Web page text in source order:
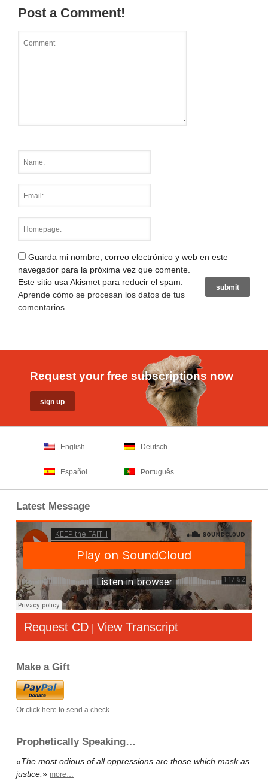
Post a Comment!
Guarda mi nombre, correo electrónico y web en este
navegador para la próxima vez que comente.
Este sitio usa Akismet para reducir el spam.
Aprende cómo se procesan los datos de tus
comentarios
Request your free subscriptions now
English Deutsch
Español Português
Latest Message
Request CD | View Transcript
Make a Gift
Or click here to send a check
Prophetically Speaking…
«The most odious of all oppressions are those which mask as
justice.» more…